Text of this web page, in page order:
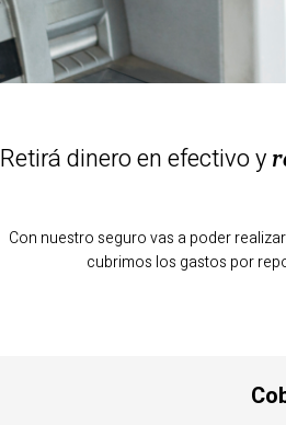
Retirá dinero en efectivo y
Con nuestro seguro vas a poder
cubrimos los gastos por